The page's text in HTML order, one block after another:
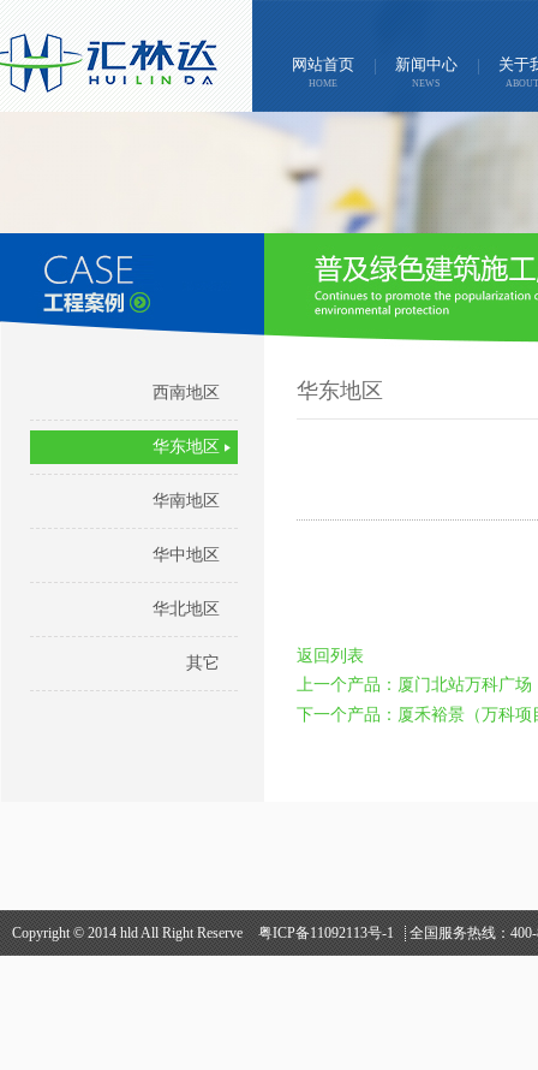
网站首页
HOME
新闻中心
NEWS
关于
西南地区
华东地区
华南地区
华中地区
华北地区
其它
华东地区
返回列表
上一个产品：厦门北站万科广场
下一个产品：厦禾裕景（万科项
Copyright © 2014 hld All Right Reserve 粤ICP备11092113号-1 全国服务热线：400-